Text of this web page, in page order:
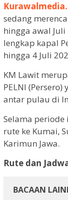
sedang
hingga awal
lengkap kapal
hingga 4 Juli
KM Lawit
PELNI
antar pulau di
Selama
rute ke Kumai,
Karimun Jawa.
Rute dan
BACAAN